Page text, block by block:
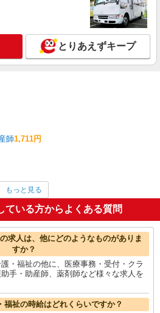
とりあえずキープ
師1,711円
る
もっと見る
ている方からよくある質問
求人は、他にどのようなものがありま
すか？
・福祉の他に、医療事務・受付・クラ
手・助産師、薬剤師など様々な求人を
福祉の時給はどれくらいですか？